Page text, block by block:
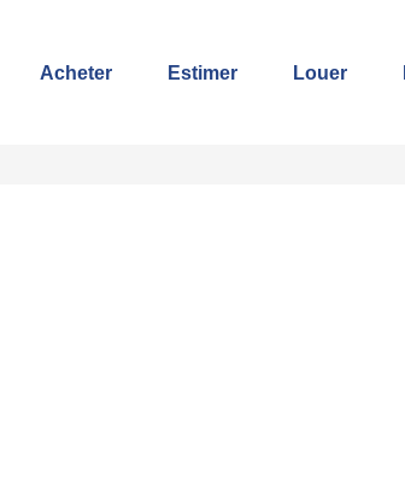
Acheter Estimer Louer